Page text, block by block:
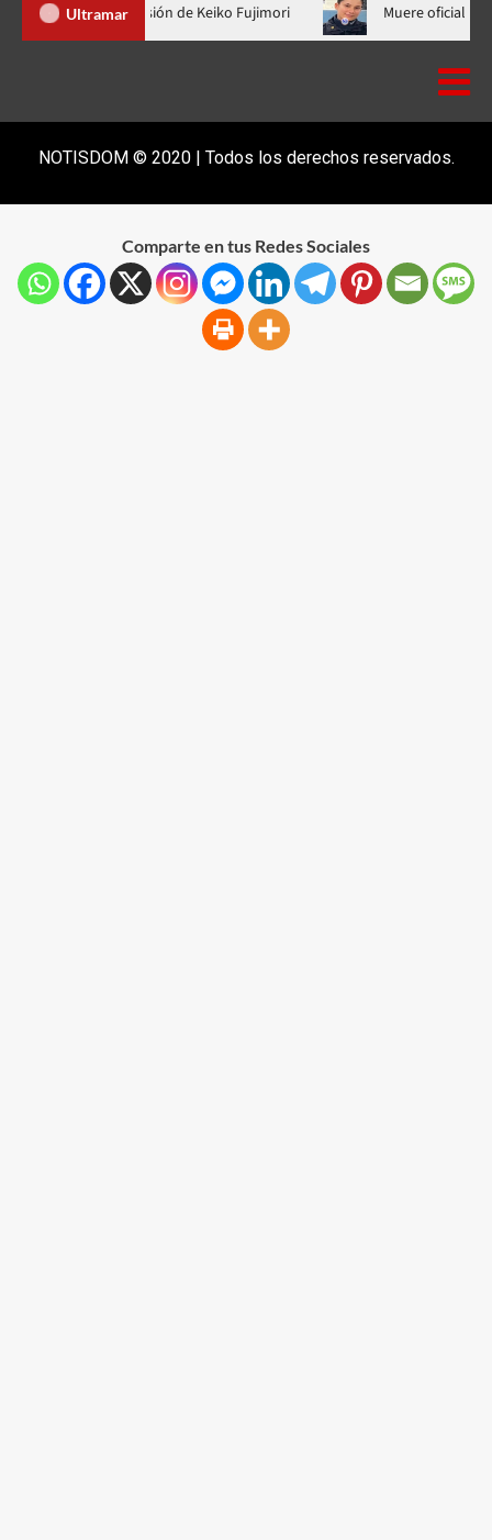
Ultramar
no fue a la toma de posesión de Keiko Fujimori
NOTISDOM © 2020 | Todos los derechos reservados.
Comparte en tus Redes Sociales